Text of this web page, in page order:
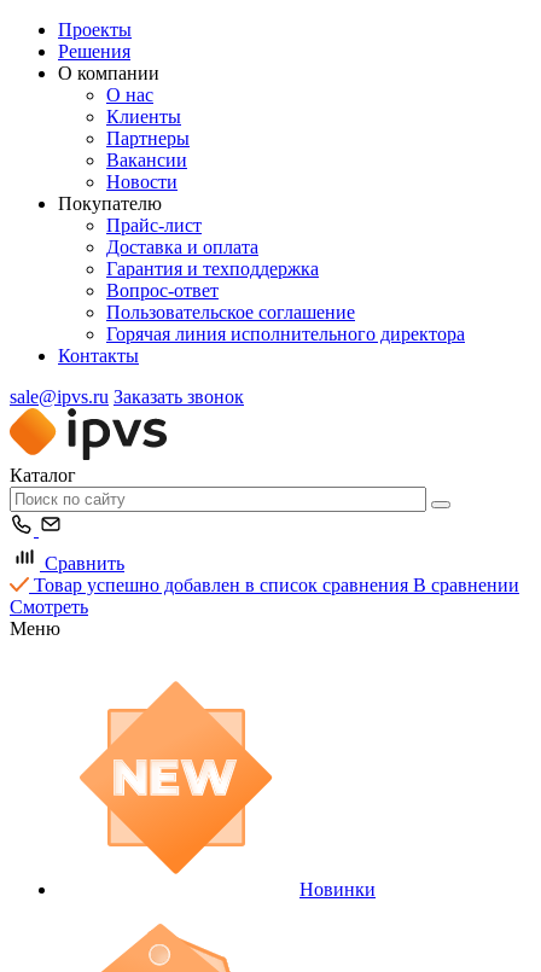
Проекты
Решения
О компании
О нас
Клиенты
Партнеры
Вакансии
Новости
Покупателю
Прайс-лист
Доставка и оплата
Гарантия и техподдержка
Вопрос-ответ
Пользовательское соглашение
Горячая линия исполнительного директора
Контакты
sale@ipvs.ru Заказать звонок
Каталог
Сравнить
Товар успешно добавлен в список сравнения В сравнении
Смотреть
Меню
Новинки